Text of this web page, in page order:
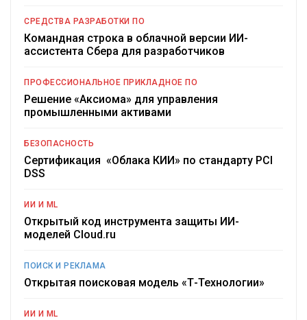
СРЕДСТВА РАЗРАБОТКИ ПО
Командная строка в облачной версии ИИ-
ассистента Сбера для разработчиков
ПРОФЕССИОНАЛЬНОЕ ПРИКЛАДНОЕ ПО
Решение «Аксиома» для управления
промышленными активами
БЕЗОПАСНОСТЬ
Сертификация «Облака КИИ» по стандарту PCI
DSS
ИИ И ML
Открытый код инструмента защиты ИИ-
моделей Cloud.ru
ПОИСК И РЕКЛАМА
Открытая поисковая модель «Т-Технологии»
ИИ И ML